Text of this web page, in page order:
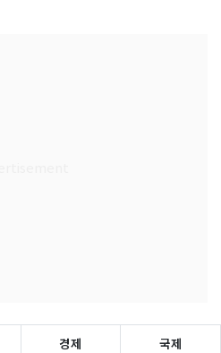
경제 국제